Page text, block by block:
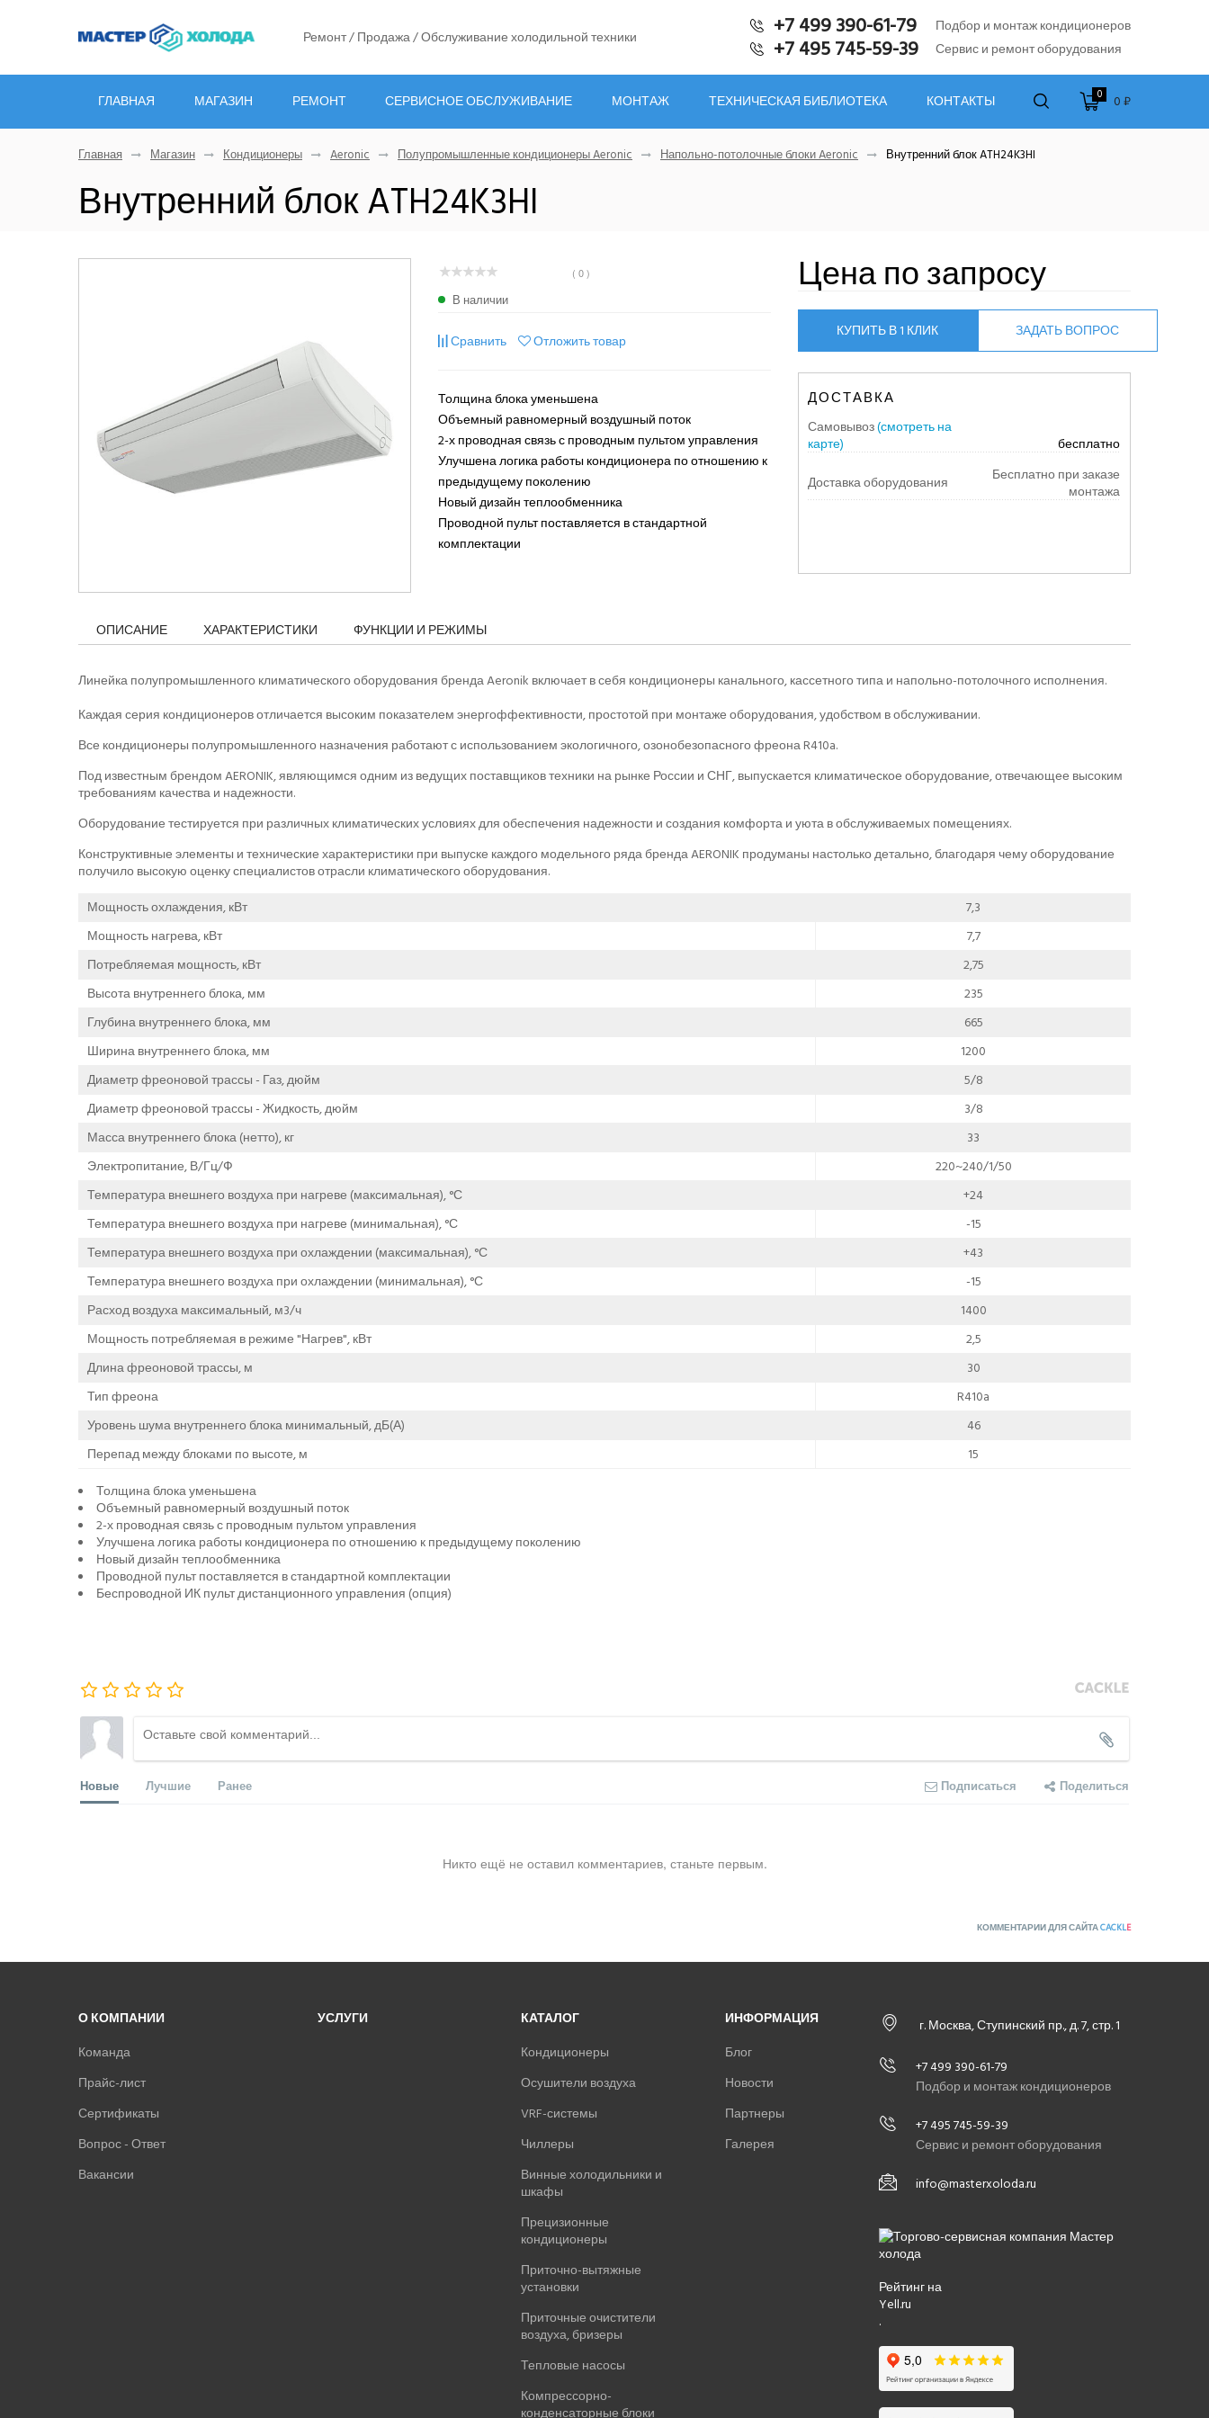
Ремонт / Продажа / Обслуживание холодильной техники +7 499 390-61-79 Подбор и монтаж кондиционеров
+7 495 745-59-39 Сервис и ремонт оборудования
ГЛАВНАЯ МАГАЗИН РЕМОНТ СЕРВИСНОЕ ОБСЛУЖИВАНИЕ МОНТАЖ ТЕХНИЧЕСКАЯ БИБЛИОТЕКА КОНТАКТЫ 0 0 ₽
Главная Магазин Кондиционеры Aeronic Полупромышленные кондиционеры Aeronic Напольно-потолочные блоки Aeronic Внутренний блок ATH24K3HI
Внутренний блок ATH24K3HI
( 0 )
В наличии
Сравнить Отложить товар
Толщина блока уменьшена
Объемный равномерный воздушный поток
2-х проводная связь с проводным пультом управления
Улучшена логика работы кондиционера по отношению к
предыдущему поколению
Новый дизайн теплообменника
Проводной пульт поставляется в стандартной
комплектации
Цена по запросу
КУПИТЬ В 1 КЛИК ЗАДАТЬ ВОПРОС
ДОСТАВКА
Самовывоз(смотреть на
карте)
бесплатно
Доставка оборудования
Бесплатно при заказе
монтажа
ОПИСАНИЕ ХАРАКТЕРИСТИКИ ФУНКЦИИ И РЕЖИМЫ
Линейка полупромышленного климатического оборудования бренда Aeronik включает в себя кондиционеры канального, кассетного типа и напольно-потолочного исполнения.
Каждая серия кондиционеров отличается высоким показателем энергоффективности, простотой при монтаже оборудования, удобством в обслуживании.
Все кондиционеры полупромышленного назначения работают с использованием экологичного, озонобезопасного фреона R410a.
Под известным брендом AERONIK, являющимся одним из ведущих поставщиков техники на рынке России и СНГ, выпускается климатическое оборудование, отвечающее высоким
требованиям качества и надежности.
Оборудование тестируется при различных климатических условиях для обеспечения надежности и создания комфорта и уюта в обслуживаемых помещениях.
Конструктивные элементы и технические характеристики при выпуске каждого модельного ряда бренда AERONIK продуманы настолько детально, благодаря чему оборудование
получило высокую оценку специалистов отрасли климатического оборудования.
Мощность охлаждения, кВт
7,3
Мощность нагрева, кВт
7,7
Потребляемая мощность, кВт
2,75
Высота внутреннего блока, мм
235
Глубина внутреннего блока, мм
665
Ширина внутреннего блока, мм
1200
Диаметр фреоновой трассы - Газ, дюйм
5/8
Диаметр фреоновой трассы - Жидкость, дюйм
3/8
Масса внутреннего блока (нетто), кг
33
Электропитание, В/Гц/Ф
220~240/1/50
Температура внешнего воздуха при нагреве (максимальная), °С
+24
Температура внешнего воздуха при нагреве (минимальная), °С
-15
Температура внешнего воздуха при охлаждении (максимальная), °С
+43
Температура внешнего воздуха при охлаждении (минимальная), °С
-15
Расход воздуха максимальный, м3/ч
1400
Мощность потребляемая в режиме "Нагрев", кВт
2,5
Длина фреоновой трассы, м
30
Тип фреона
R410a
Уровень шума внутреннего блока минимальный, дБ(А)
46
Перепад между блоками по высоте, м
15
Толщина блока уменьшена
Объемный равномерный воздушный поток
2-х проводная связь с проводным пультом управления
Улучшена логика работы кондиционера по отношению к предыдущему поколению
Новый дизайн теплообменника
Проводной пульт поставляется в стандартной комплектации
Беспроводной ИК пульт дистанционного управления (опция)
Новые Лучшие Ранее Подписаться Поделиться
Никто ещё не оставил комментариев, станьте первым.
КОММЕНТАРИИ ДЛЯ САЙТАCACKLE
О КОМПАНИИ
Команда
Прайс-лист
Сертификаты
Вопрос - Ответ
Вакансии
УСЛУГИ
КАТАЛОГ
Кондиционеры
Осушители воздуха
VRF-системы
Чиллеры
Винные холодильники и
шкафы
Прецизионные
кондиционеры
Приточно-вытяжные
установки
Приточные очистители
воздуха, бризеры
Тепловые насосы
Компрессорно-
конденсаторные блоки
ИНФОРМАЦИЯ
Блог
Новости
Партнеры
Галерея
г. Москва, Ступинский пр., д. 7, стр. 1
+7 499 390-61-79
Подбор и монтаж кондиционеров
+7 495 745-59-39
Сервис и ремонт оборудования
info@masterxoloda.ru
Рейтинг на
Yell.ru
.